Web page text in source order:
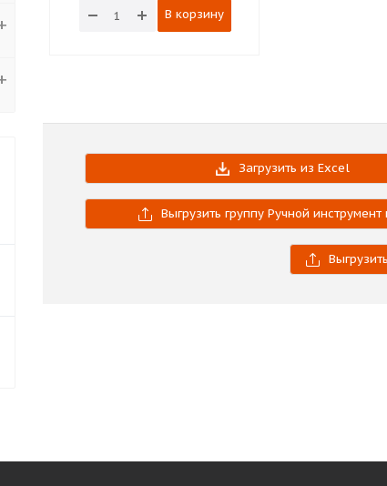
В корзину
Загрузить из Excel
Выгрузить группу Ручной инструмент